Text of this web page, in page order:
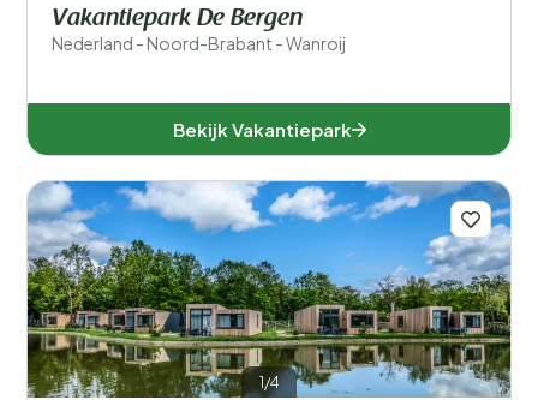
Vakantiepark De Bergen
Nederland - Noord-Brabant - Wanroij
Bekijk Vakantiepark
1/4